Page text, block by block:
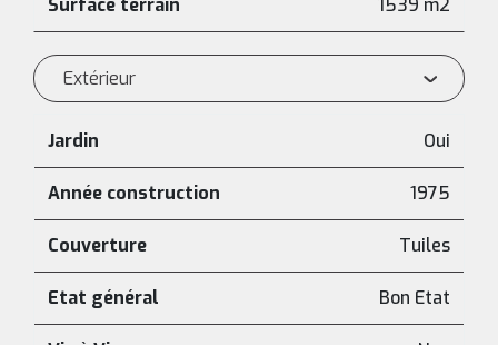
Surface terrain 1539 m2
Extérieur
Jardin Oui
Année construction 1975
Couverture Tuiles
Etat général Bon Etat